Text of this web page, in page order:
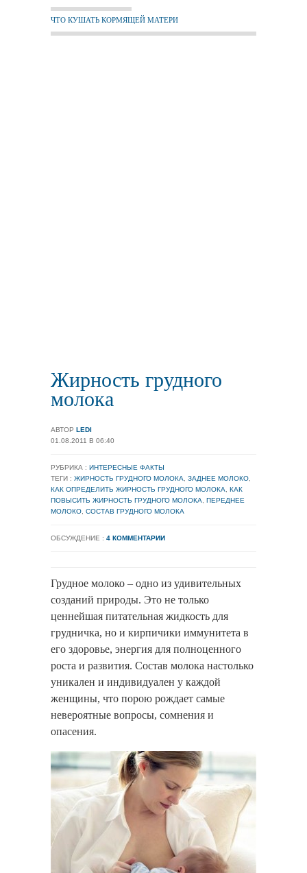
ЧТО КУШАТЬ КОРМЯЩЕЙ МАТЕРИ
Жирность грудного
молока
АВТОР LEDI
01.08.2011 В 06:40
РУБРИКА : ИНТЕРЕСНЫЕ ФАКТЫ
ТЕГИ : ЖИРНОСТЬ ГРУДНОГО МОЛОКА ЗАДНЕЕ МОЛОКО
КАК ОПРЕДЕЛИТЬ ЖИРНОСТЬ ГРУДНОГО МОЛОКА
КАК
ПОВЫСИТЬ ЖИРНОСТЬ ГРУДНОГО МОЛОКА
ПЕРЕДНЕЕ
МОЛОКО СОСТАВ ГРУДНОГО МОЛОКА
ОБСУЖДЕНИЕ : 4 КОММЕНТАРИИ
Грудное молоко – одно из удивительных
созданий природы. Это не только
ценнейшая питательная жидкость для
грудничка, но и кирпичики иммунитета в
его здоровье, энергия для полноценного
роста и развития. Состав молока настолько
уникален и индивидуален у каждой
женщины, что порою рождает самые
невероятные вопросы, сомнения и
опасения.